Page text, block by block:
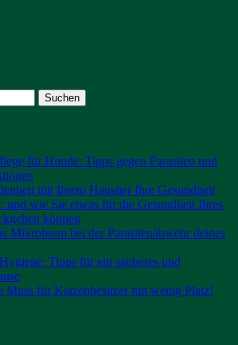
für Hunde: Tipps gegen Parasiten und
mit Ihrem Haustier Ihre Gesundheit
und wie Sie etwas für die Gesundheit Ihres
können
Mikrobiom bei der Parasitenabwehr deines
Tipps für ein sauberes und
Muss für Katzenbesitzer mit wenig Platz!